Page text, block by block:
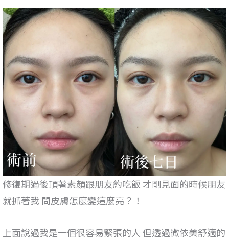
修復期過後頂著素顏跟朋友約吃飯 才剛見面的時候朋友
就抓著我 問皮膚怎麼變這麼亮？！
上面說過我是一個很容易緊張的人 但透過微依美舒適的